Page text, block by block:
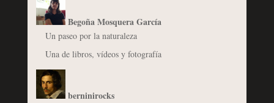
Begoña Mosquera García
Un paseo por la naturaleza
Una de libros, vídeos y fotografía
berninirocks